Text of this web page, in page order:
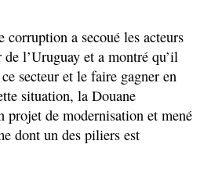
corruption a secoué les acteurs
l’Uruguay et a montré qu’il
secteur et le faire gagner en
situation, la Douane
projet de modernisation et mené
dont un des piliers est